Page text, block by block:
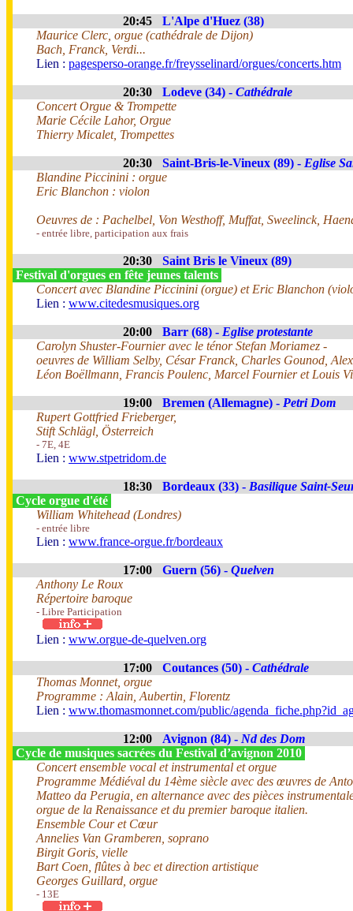
20:45
L'Alpe d'Huez (38)
Maurice Clerc, orgue (cathédrale de Dijon)
Bach, Franck, Verdi...
Lien : pagesperso-orange.fr/freysselinard/orgues/concerts.htm
20:30 Lodeve (34) - Cathédrale
Concert Orgue & Trompette
Marie Cécile Lahor, Orgue
Thierry Micalet, Trompettes
20:30 Saint-Bris-le-Vineux (89) - Eglise
Blandine Piccinini : orgue
Eric Blanchon : violon
Oeuvres de : Pachelbel, Von Westhoff, Muffat, Sweelinck,
- entrée libre, participation aux frais
20:30
Saint Bris le Vineux (89)
Festival d'orgues en fête jeunes talents
Concert avec Blandine Piccinini (orgue) et Eric Blanchon
Lien : www.citedesmusiques.org
20:00 Barr (68) - Eglise protestante
Carolyn Shuster-Fournier avec le ténor Stefan Moriamez -
oeuvres de William Selby, César Franck, Charles Gounod,
Léon Boëllmann, Francis Poulenc, Marcel Fournier et Louis
19:00 Bremen (Allemagne) - Petri Dom
Rupert Gottfried Frieberger,
Stift Schlägl, Österreich
- 7E, 4E
Lien : www.stpetridom.de
18:30 Bordeaux (33) - Basilique Saint-
Cycle orgue d'été
William Whitehead (Londres)
- entrée libre
Lien : www.france-orgue.fr/bordeaux
17:00 Guern (56) - Quelven
Anthony Le Roux
Répertoire baroque
- Libre Participation
Lien : www.orgue-de-quelven.org
17:00 Coutances (50) - Cathédrale
Thomas Monnet, orgue
Programme : Alain, Aubertin, Florentz
Lien : www.thomasmonnet.com/public/
12:00 Avignon (84) - Nd des Dom
Cycle de musiques sacrées du Festival d’avignon 2010
Concert ensemble vocal et instrumental et orgue
Programme Médiéval du 14ème siècle avec des œuvres de
Matteo da Perugia, en alternance avec des pièces
orgue de la Renaissance et du premier baroque italien.
Ensemble Cour et Cœur
Annelies Van Gramberen, soprano
Birgit Goris, vielle
Bart Coen, flûtes à bec et direction artistique
Georges Guillard, orgue
- 13E